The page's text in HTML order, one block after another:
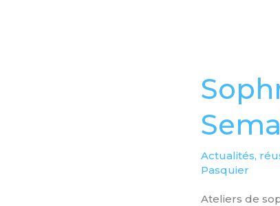
Actualités,
Pasquier
Ateliers de
Paris
–
Semaine
08